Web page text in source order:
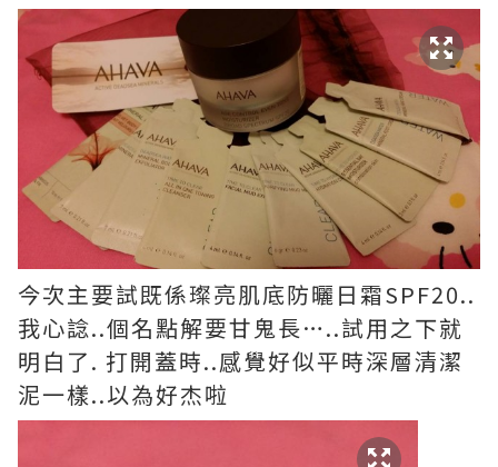
今次主要試既係璨亮肌底防曬日霜SPF20..
我心諗..個名點解要甘鬼長…..試用之下就
明白了. 打開蓋時..感覺好似平時深層清潔
泥一樣..以為好杰啦